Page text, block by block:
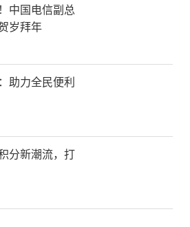
中国电信副总
岁拜年
助力全民便利
分新潮流，打